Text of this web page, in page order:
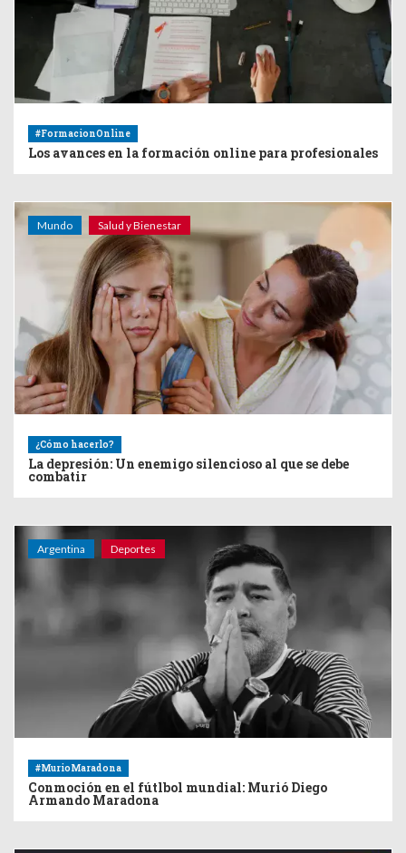
#FormacionOnline
Los avances en la formación online para profesionales
Mundo Salud y Bienestar
¿Cómo hacerlo?
La depresión: Un enemigo silencioso al que se debe
combatir
Argentina Deportes
#MurioMaradona
Conmoción en el fútlbol mundial: Murió Diego
Armando Maradona